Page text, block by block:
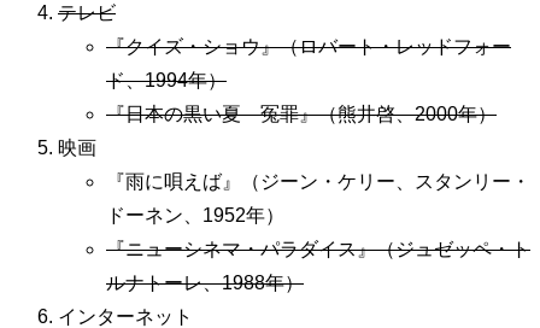
テレビ
『クイズ・ショウ』（ロバート・レッドフォー
ド、1994年）
『日本の黒い夏 冤罪』（熊井啓、2000年）
映画
『雨に唄えば』（ジーン・ケリー、スタンリー・
ドーネン、1952年）
『ニューシネマ・パラダイス』（ジュゼッペ・ト
ルナトーレ、1988年）
インターネット